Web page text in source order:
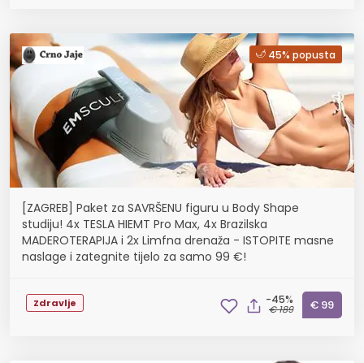
45% popusta
[ZAGREB] Paket za SAVRŠENU figuru u Body Shape
studiju! 4x TESLA HIEMT Pro Max, 4x Brazilska
MADEROTERAPIJA i 2x Limfna drenaža - ISTOPITE masne
naslage i zategnite tijelo za samo 99 €!
Zdravlje -45%
€ 189 € 99